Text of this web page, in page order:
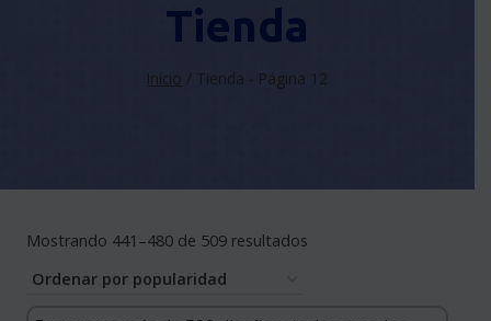
Tienda
Inicio / Tienda - Página 12
Mostrando 441–480 de 509 resultados